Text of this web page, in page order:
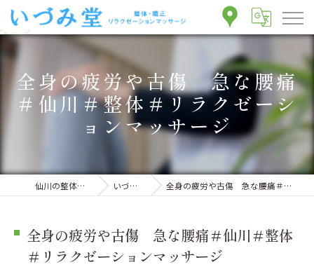
全身の疲労や古傷 急な腰痛
＃仙川＃整体＃リラクゼーシ
ョンマッサージ
仙川の整体ならいづみ堂整体院 いづみ堂のブログ 全身の疲労や古傷 急な腰痛＃仙川＃整体＃リラクゼーションマッサージ
全身の疲労や古傷 急な腰痛＃仙川＃整体
＃リラクゼーションマッサージ